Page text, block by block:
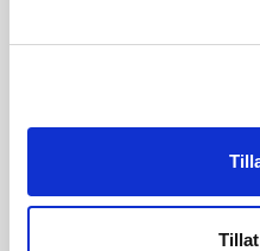
planlagt i prosjektområde 3 i
Tiltaket meldes med flere
kraftverket planlegges
transformatorstasjon på Utsira